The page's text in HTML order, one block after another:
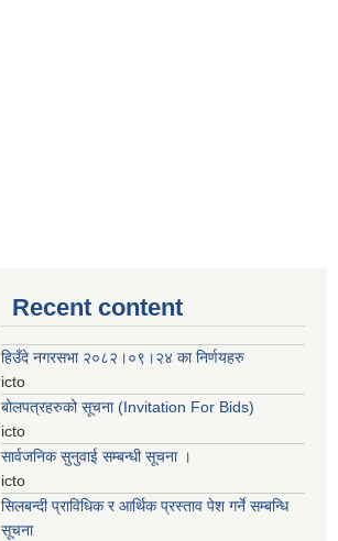
Recent content
हिउँदे नगरसभा २०८२।०९।२४ का निर्णयहरु
icto
बोलपत्रहरुको सूचना (Invitation For Bids)
icto
सार्वजनिक सुनुवाई सम्बन्धी सूचना ।
icto
सिलबन्दी प्राविधिक र आर्थिक प्रस्ताव पेश गर्ने सम्बन्धि
सूचना